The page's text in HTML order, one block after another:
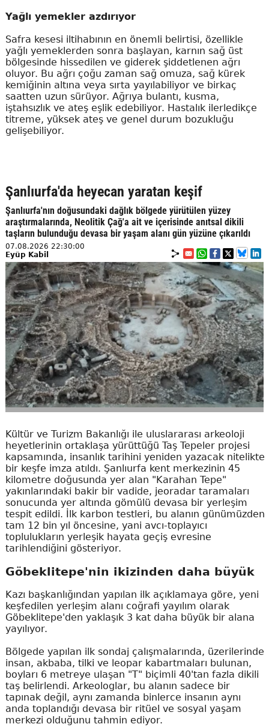
Yağlı yemekler azdırıyor
Safra kesesi iltihabının en önemli belirtisi, özellikle
yağlı yemeklerden sonra başlayan, karnın sağ üst
bölgesinde hissedilen ve giderek şiddetlenen ağrı
oluyor. Bu ağrı çoğu zaman sağ omuza, sağ kürek
kemiğinin altına veya sırta yayılabiliyor ve birkaç
saatten uzun sürüyor. Ağrıya bulantı, kusma,
iştahsızlık ve ateş eşlik edebiliyor. Hastalık ilerledikçe
titreme, yüksek ateş ve genel durum bozukluğu
gelişebiliyor.
Şanlıurfa'da heyecan yaratan keşif
Şanlıurfa'nın doğusundaki dağlık bölgede yürütülen yüzey
araştırmalarında, Neolitik Çağ'a ait ve içerisinde anıtsal dikili
taşların bulunduğu devasa bir yaşam alanı gün yüzüne çıkarıldı
07.08.2026 22:30:00
Eyüp Kabil
Kültür ve Turizm Bakanlığı ile uluslararası arkeoloji
heyetlerinin ortaklaşa yürüttüğü Taş Tepeler projesi
kapsamında, insanlık tarihini yeniden yazacak nitelikte
bir keşfe imza atıldı. Şanlıurfa kent merkezinin 45
kilometre doğusunda yer alan "Karahan Tepe"
yakınlarındaki bakir bir vadide, jeoradar taramaları
sonucunda yer altında gömülü devasa bir yerleşim
tespit edildi. İlk karbon testleri, bu alanın günümüzden
tam 12 bin yıl öncesine, yani avcı-toplayıcı
toplulukların yerleşik hayata geçiş evresine
tarihlendiğini gösteriyor.
Göbeklitepe'nin ikizinden daha büyük
Kazı başkanlığından yapılan ilk açıklamaya göre, yeni
keşfedilen yerleşim alanı coğrafi yayılım olarak
Göbeklitepe'den yaklaşık 3 kat daha büyük bir alana
yayılıyor.
Bölgede yapılan ilk sondaj çalışmalarında, üzerilerinde
insan, akbaba, tilki ve leopar kabartmaları bulunan,
boyları 6 metreye ulaşan "T" biçimli 40'tan fazla dikili
taş belirlendi. Arkeologlar, bu alanın sadece bir
tapınak değil, aynı zamanda binlerce insanın aynı
anda toplandığı devasa bir ritüel ve sosyal yaşam
merkezi olduğunu tahmin ediyor.